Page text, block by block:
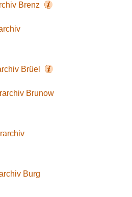
Brenz
Brüel
Brunow
Burg